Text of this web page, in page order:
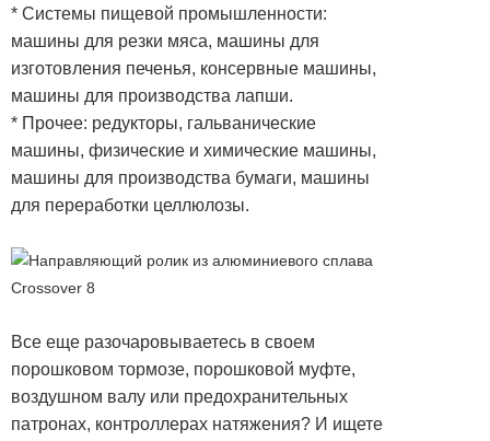
* Системы пищевой промышленности:
машины для резки мяса, машины для
изготовления печенья, консервные машины,
машины для производства лапши.
* Прочее: редукторы, гальванические
машины, физические и химические машины,
машины для производства бумаги, машины
для переработки целлюлозы.
Все еще разочаровываетесь в своем
порошковом тормозе, порошковой муфте,
воздушном валу или предохранительных
патронах, контроллерах натяжения? И ищете